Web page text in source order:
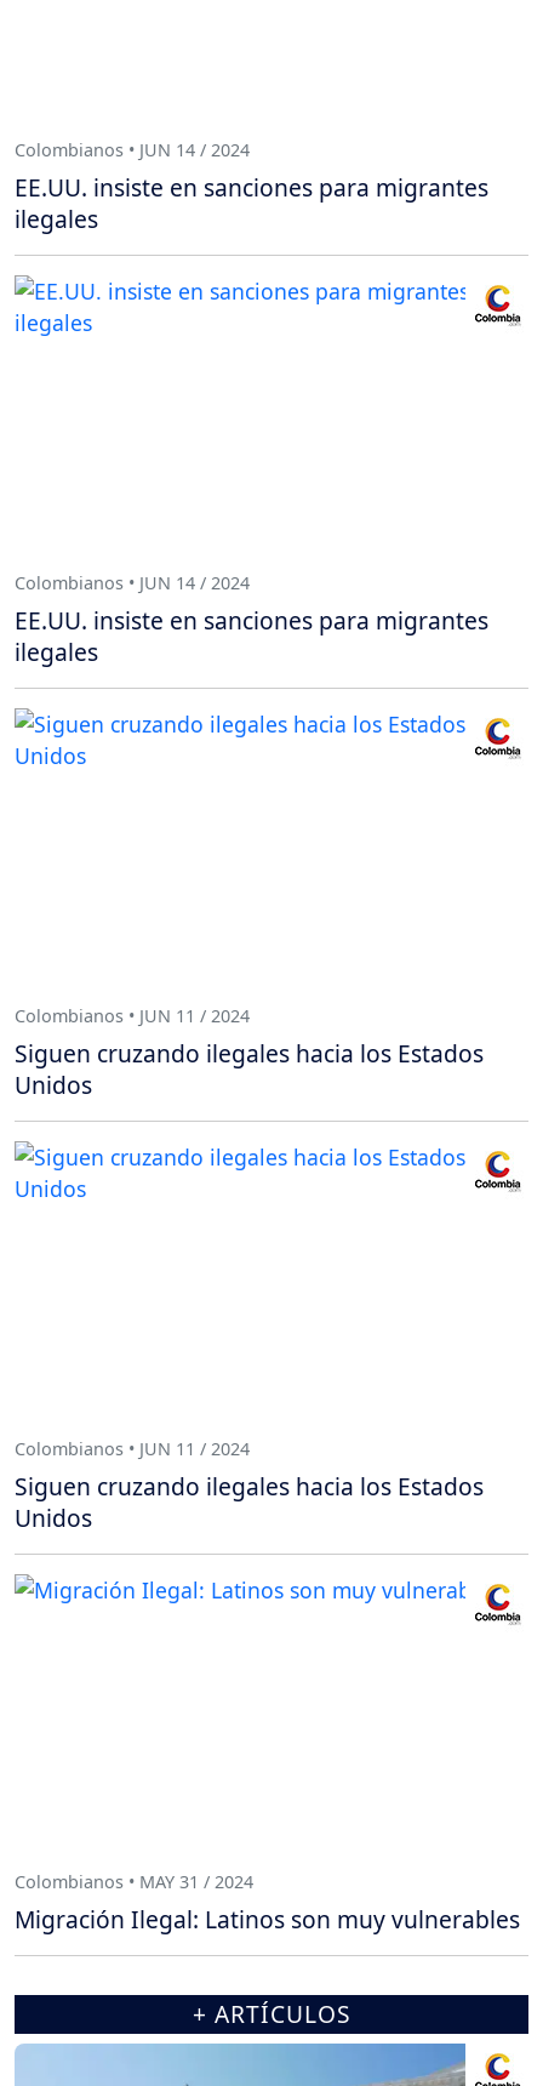
Colombianos • JUN 14 / 2024
EE.UU. insiste en sanciones para migrantes
ilegales
Colombianos • JUN 14 / 2024
EE.UU. insiste en sanciones para migrantes
ilegales
Colombianos • JUN 11 / 2024
Siguen cruzando ilegales hacia los Estados
Unidos
Colombianos • JUN 11 / 2024
Siguen cruzando ilegales hacia los Estados
Unidos
Colombianos • MAY 31 / 2024
Migración Ilegal: Latinos son muy vulnerables
+ ARTÍCULOS